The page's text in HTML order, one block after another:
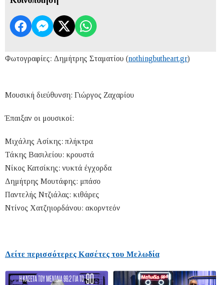
Φωτογραφίες: Δημήτρης Σταματίου (nothingbutheart.gr)
Μουσική διεύθυνση: Γιώργος Ζαχαρίου
Έπαιξαν οι μουσικοί:
Μιχάλης Ασίκης: πλήκτρα
Τάκης Βασιλείου: κρουστά
Νίκος Κατσίκης: νυκτά έγχορδα
Δημήτρης Μουτάφης: μπάσο
Παντελής Ντζιάλας: κιθάρες
Ντίνος Χατζηιορδάνου: ακορντεόν
Δείτε περισσότερες Κασέτες του Μελωδία